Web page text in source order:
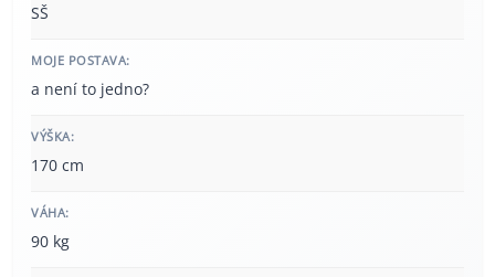
SŠ
MOJE POSTAVA:
a není to jedno?
VÝŠKA:
170 cm
VÁHA:
90 kg